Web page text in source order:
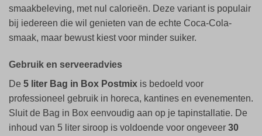
smaakbeleving, met nul calorieën. Deze variant is populair
bij iedereen die wil genieten van de echte Coca-Cola-
smaak, maar bewust kiest voor minder suiker.
Gebruik en serveeradvies
De 5 liter Bag in Box Postmix is bedoeld voor
professioneel gebruik in horeca, kantines en evenementen.
Sluit de Bag in Box eenvoudig aan op je tapinstallatie. De
inhoud van 5 liter siroop is voldoende voor ongeveer 30